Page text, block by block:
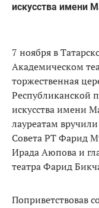
искусства имени
7 ноября в
Академическом
торжественная
Республиканской
искусства имени
лауреатам
Совета РТ Фарид
Ирада Аюпова и
театра Фарид
Поприветствовав